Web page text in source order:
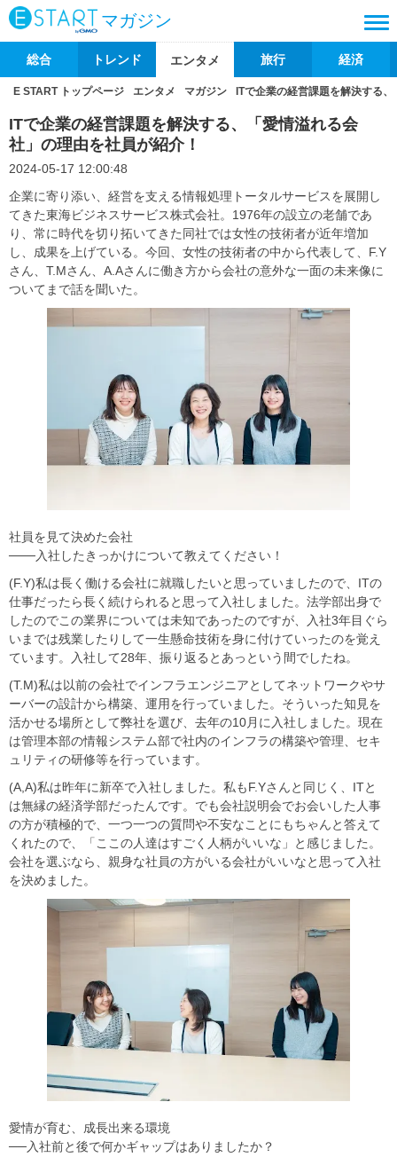
マガジン
総合 トレンド エンタメ 旅行 経済
E START トップページ エンタメ マガジン ITで企業の経営課題を解決する
ITで企業の経営課題を解決する、「愛情溢れる会
社」の理由を社員が紹介！
2024-05-17 12:00:48
企業に寄り添い、経営を支える情報処理トータルサービスを展開し
てきた東海ビジネスサービス株式会社。1976年の設立の老舗であ
り、常に時代を切り拓いてきた同社では女性の技術者が近年増加
し、成果を上げている。今回、女性の技術者の中から代表して、F.Y
さん、T.Mさん、A.Aさんに働き方から会社の意外な一面の未来像に
ついてまで話を聞いた。
社員を見て決めた会社
───入社したきっかけについて教えてください！
(F.Y)私は長く働ける会社に就職したいと思っていましたので、ITの
仕事だったら長く続けられると思って入社しました。法学部出身で
したのでこの業界については未知であったのですが、入社3年目ぐら
いまでは残業したりして一生懸命技術を身に付けていったのを覚え
ています。入社して28年、振り返るとあっという間でしたね。
(T.M)私は以前の会社でインフラエンジニアとしてネットワークやサ
ーバーの設計から構築、運用を行っていました。そういった知見を
活かせる場所として弊社を選び、去年の10月に入社しました。現在
は管理本部の情報システム部で社内のインフラの構築や管理、セキ
ュリティの研修等を行っています。
(A,A)私は昨年に新卒で入社しました。私もF.Yさんと同じく、ITと
は無縁の経済学部だったんです。でも会社説明会でお会いした人事
の方が積極的で、一つ一つの質問や不安なことにもちゃんと答えて
くれたので、「ここの人達はすごく人柄がいいな」と感じました。
会社を選ぶなら、親身な社員の方がいる会社がいいなと思って入社
を決めました。
愛情が育む、成長出来る環境
──入社前と後で何かギャップはありましたか？